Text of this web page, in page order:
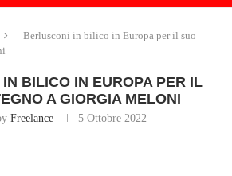
Berlusconi in bilico in Europa per il suo
BILICO IN EUROPA PER IL
A GIORGIA MELONI
Freelance 5 Ottobre 2022